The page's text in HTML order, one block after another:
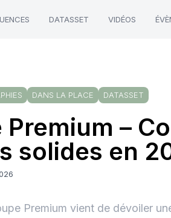
DATASSET VIDÉOS
DANS LA PLACE DATASSET
Premium –
solides en
Premium vient de dévoiler